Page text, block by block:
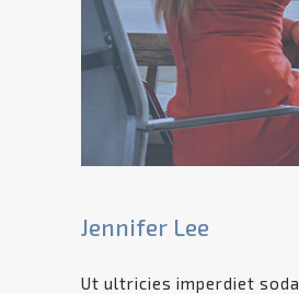
Jennifer Lee
Ut ultricies imperdiet